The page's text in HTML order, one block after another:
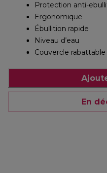
Protection anti-
Ergonomique
Ébullition rapide
Niveau d’eau
Couvercle rabattable
En